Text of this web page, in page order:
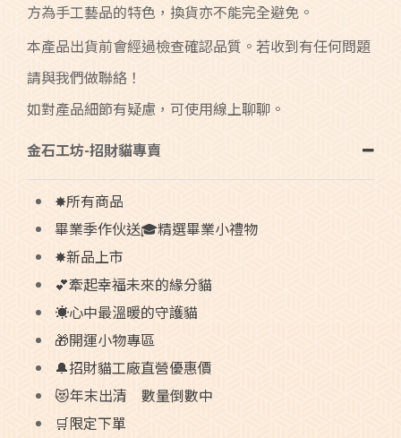
方為手工藝品的特色，換貨亦不能完全避免。
本產品出貨前會經過檢查確認品質。若收到有任何問題
請與我們做聯絡！
如對產品細節有疑慮，可使用線上聊聊。
金石工坊-招財貓專賣
✸所有商品
畢業季作伙送🎓精選畢業小禮物
✸新品上市
💕牽起幸福未來的緣分貓
☀️心中最溫暖的守護貓
🎁開運小物專區
🔔招財貓工廠直營優惠價
😻年末出清 數量倒數中
🛒限定下單